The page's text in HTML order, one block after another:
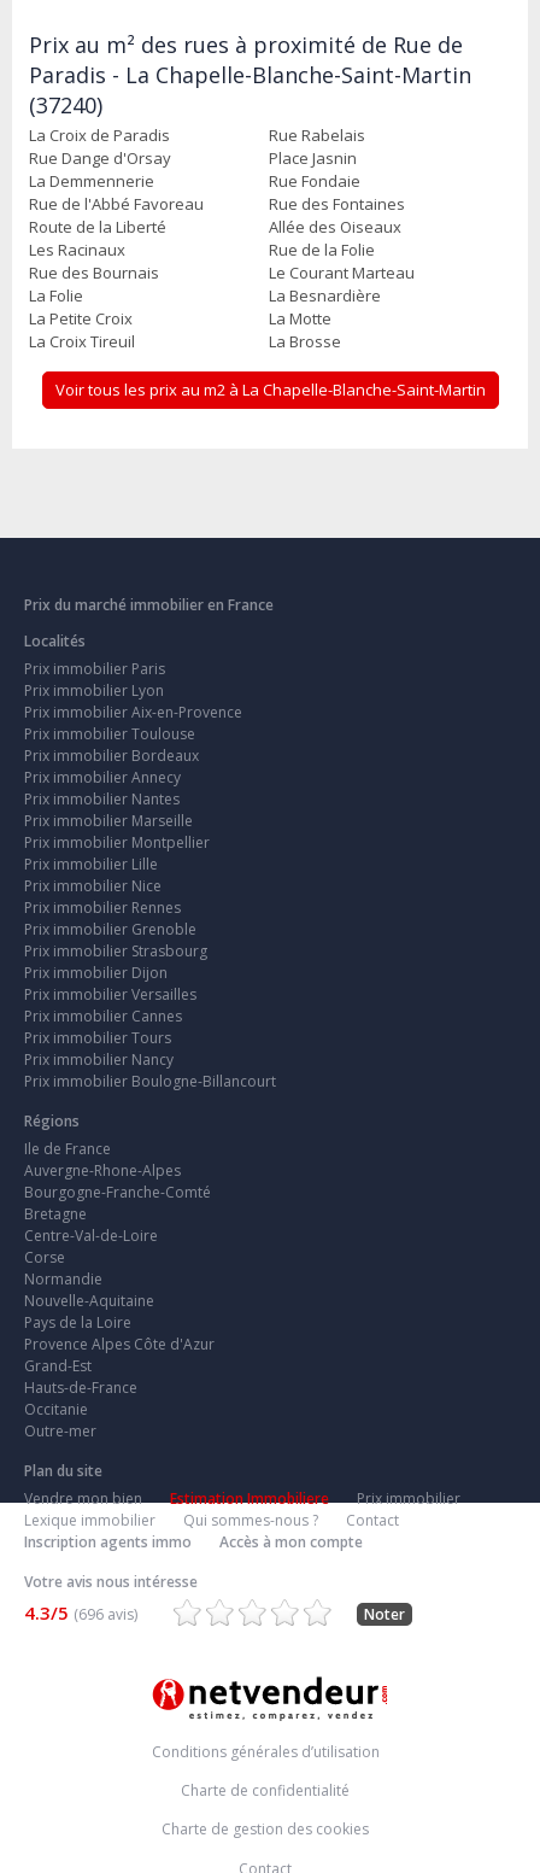
Prix au m² des rues à proximité de Rue de
Paradis - La Chapelle-Blanche-Saint-Martin
(37240)
La Croix de Paradis
Rue Rabelais
Rue Dange d'Orsay
Place Jasnin
La Demmennerie
Rue Fondaie
Rue de l'Abbé Favoreau
Rue des Fontaines
Route de la Liberté
Allée des Oiseaux
Les Racinaux
Rue de la Folie
Rue des Bournais
Le Courant Marteau
La Folie
La Besnardière
La Petite Croix
La Motte
La Croix Tireuil
La Brosse
Voir tous les prix au m2 à La Chapelle-Blanche-Saint-Martin
Prix du marché immobilier en France
Localités
Prix immobilier Paris
Prix immobilier Lyon
Prix immobilier Aix-en-Provence
Prix immobilier Toulouse
Prix immobilier Bordeaux
Prix immobilier Annecy
Prix immobilier Nantes
Prix immobilier Marseille
Prix immobilier Montpellier
Prix immobilier Lille
Prix immobilier Nice
Prix immobilier Rennes
Prix immobilier Grenoble
Prix immobilier Strasbourg
Prix immobilier Dijon
Prix immobilier Versailles
Prix immobilier Cannes
Prix immobilier Tours
Prix immobilier Nancy
Prix immobilier Boulogne-Billancourt
Régions
Ile de France
Auvergne-Rhone-Alpes
Bourgogne-Franche-Comté
Bretagne
Centre-Val-de-Loire
Corse
Normandie
Nouvelle-Aquitaine
Pays de la Loire
Provence Alpes Côte d'Azur
Grand-Est
Hauts-de-France
Occitanie
Outre-mer
Plan du site
Vendre mon bien
Estimation Immobiliere
Prix immobilier
Lexique immobilier
Qui sommes-nous ?
Contact
Inscription agents immo
Accès à mon compte
Votre avis nous intéresse
4.3/5 (696 avis) Noter
Conditions générales d’utilisation
Charte de confidentialité
Charte de gestion des cookies
Contact